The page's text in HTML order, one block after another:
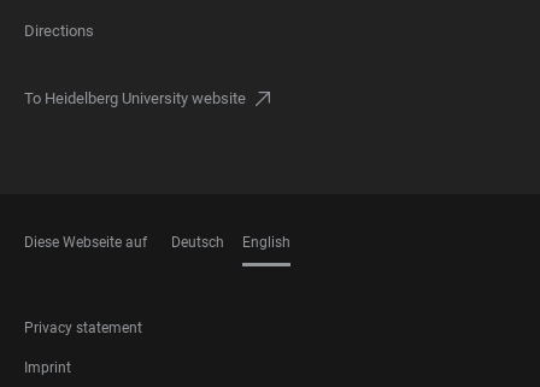
Directions
To Heidelberg University website
Diese Webseite auf Deutsch English
FOOTER
LEGAL
Privacy statement
Imprint